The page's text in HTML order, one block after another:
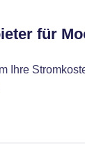
für
Ihre